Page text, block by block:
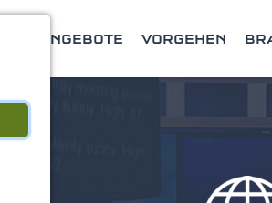
ANGEBOTE VORGEHEN